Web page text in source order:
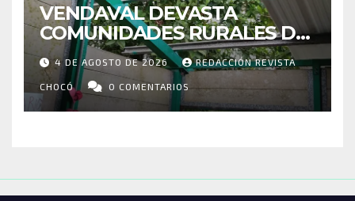
VENDAVAL DEVASTA
COMUNIDADES RURALES DE
RIOSUCIO: ESCUELAS,
VIVIENDAS Y CEMENTERIO
ENTRE LOS AFECTADOS
4 DE AGOSTO DE 2026 REDACCIÓN REVISTA
CHOCÓ 0 COMENTARIOS